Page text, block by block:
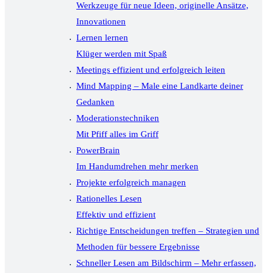
Werkzeuge für neue Ideen, originelle Ansätze,
Innovationen
Lernen lernen
Klüger werden mit Spaß
Meetings effizient und erfolgreich leiten
Mind Mapping – Male eine Landkarte deiner
Gedanken
Moderationstechniken
Mit Pfiff alles im Griff
PowerBrain
Im Handumdrehen mehr merken
Projekte erfolgreich managen
Rationelles Lesen
Effektiv und effizient
Richtige Entscheidungen treffen – Strategien und
Methoden für bessere Ergebnisse
Schneller Lesen am Bildschirm – Mehr erfassen,